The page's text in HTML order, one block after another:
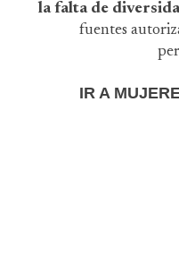
la falta de
fuentes
IR A